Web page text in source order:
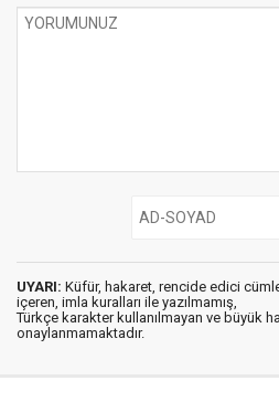
UYARI: Küfür, hakaret, rencide edici
içeren, imla kuralları ile yazılmamış,
Türkçe karakter kullanılmayan ve büyük
onaylanmamaktadır.